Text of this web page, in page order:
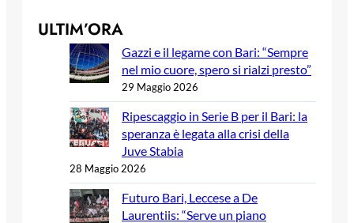
ULTIM’ORA
Gazzi e il legame con Bari: “Sempre
nel mio cuore, spero si rialzi presto”
29 Maggio 2026
Ripescaggio in Serie B per il Bari: la
speranza è legata alla crisi della
Juve Stabia
28 Maggio 2026
Futuro Bari, Leccese a De
Laurentiis: “Serve un piano